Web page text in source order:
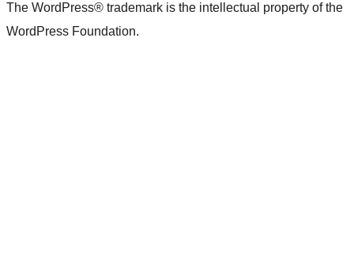
The WordPress® trademark is the intellectual property of the
WordPress Foundation.